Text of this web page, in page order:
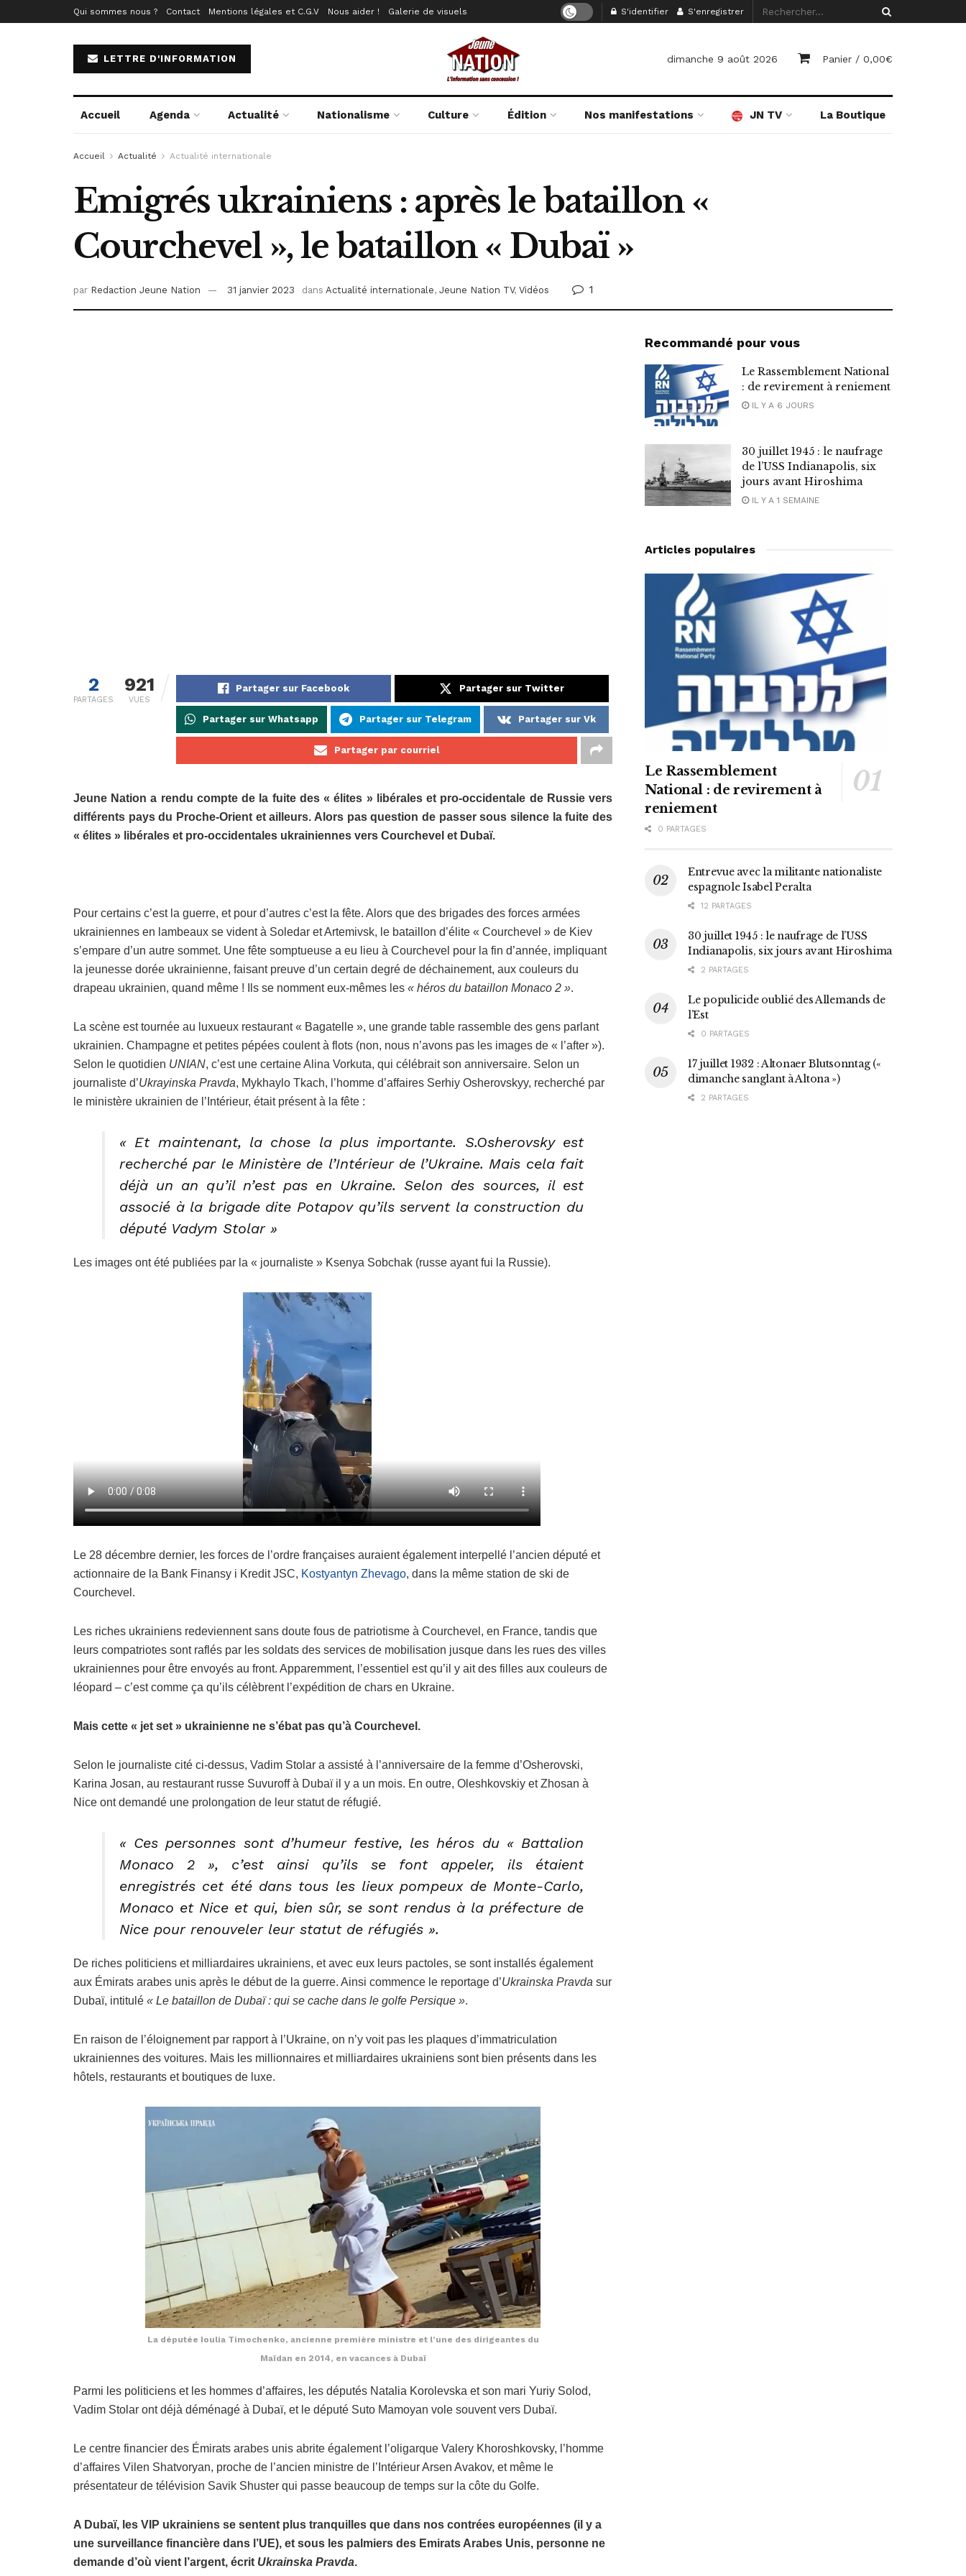
Qui sommes nous ? Contact Mentions légales et C.G.V Nous aider ! Galerie de visuels S'identifier S'enregistrer
LETTRE D'INFORMATION dimanche 9 août 2026 Panier / 0,00€
Accueil Agenda Actualité Nationalisme Culture Édition Nos manifestations JN TV La Boutique
Accueil Actualité Actualité internationale
Emigrés ukrainiens : après le bataillon «
Courchevel », le bataillon « Dubaï »
par Redaction Jeune Nation 31 janvier 2023 dans Actualité internationale, Jeune Nation TV, Vidéos 1
2
PARTAGES
921
VUES
Partager sur Facebook Partager sur Twitter
Partager sur Whatsapp Partager sur Telegram Partager sur Vk
Partager par courriel
Jeune Nation a rendu compte de la fuite des « élites » libérales et pro-occidentale de Russie vers
différents pays du Proche-Orient et ailleurs. Alors pas question de passer sous silence la fuite des
« élites » libérales et pro-occidentales ukrainiennes vers Courchevel et Dubaï.
Pour certains c’est la guerre, et pour d’autres c’est la fête. Alors que des brigades des forces armées
ukrainiennes en lambeaux se vident à Soledar et Artemivsk, le bataillon d’élite « Courchevel » de Kiev
s’empare d’un autre sommet. Une fête somptueuse a eu lieu à Courchevel pour la fin d’année, impliquant
la jeunesse dorée ukrainienne, faisant preuve d’un certain degré de déchainement, aux couleurs du
drapeau ukrainien, quand même ! Ils se nomment eux-mêmes les « héros du bataillon Monaco 2 ».
La scène est tournée au luxueux restaurant « Bagatelle », une grande table rassemble des gens parlant
ukrainien. Champagne et petites pépées coulent à flots (non, nous n’avons pas les images de « l’after »).
Selon le quotidien UNIAN, c’est une certaine Alina Vorkuta, qui célébrait son anniversaire. Selon un
journaliste d’Ukrayinska Pravda, Mykhaylo Tkach, l’homme d’affaires Serhiy Osherovskyy, recherché par
le ministère ukrainien de l’Intérieur, était présent à la fête :
« Et maintenant, la chose la plus importante. S.Osherovsky est
recherché par le Ministère de l’Intérieur de l’Ukraine. Mais cela fait
déjà un an qu’il n’est pas en Ukraine. Selon des sources, il est
associé à la brigade dite Potapov qu’ils servent la construction du
député Vadym Stolar »
Les images ont été publiées par la « journaliste » Ksenya Sobchak (russe ayant fui la Russie).
Le 28 décembre dernier, les forces de l’ordre françaises auraient également interpellé l’ancien député et
actionnaire de la Bank Finansy i Kredit JSC, Kostyantyn Zhevago, dans la même station de ski de
Courchevel.
Les riches ukrainiens redeviennent sans doute fous de patriotisme à Courchevel, en France, tandis que
leurs compatriotes sont raflés par les soldats des services de mobilisation jusque dans les rues des villes
ukrainiennes pour être envoyés au front. Apparemment, l’essentiel est qu’il y ait des filles aux couleurs de
léopard – c’est comme ça qu’ils célèbrent l’expédition de chars en Ukraine.
Mais cette « jet set » ukrainienne ne s’ébat pas qu’à Courchevel.
Selon le journaliste cité ci-dessus, Vadim Stolar a assisté à l’anniversaire de la femme d’Osherovski,
Karina Josan, au restaurant russe Suvuroff à Dubaï il y a un mois. En outre, Oleshkovskiy et Zhosan à
Nice ont demandé une prolongation de leur statut de réfugié.
« Ces personnes sont d’humeur festive, les héros du « Battalion
Monaco 2 », c’est ainsi qu’ils se font appeler, ils étaient
enregistrés cet été dans tous les lieux pompeux de Monte-Carlo,
Monaco et Nice et qui, bien sûr, se sont rendus à la préfecture de
Nice pour renouveler leur statut de réfugiés ».
De riches politiciens et milliardaires ukrainiens, et avec eux leurs pactoles, se sont installés également
aux Émirats arabes unis après le début de la guerre. Ainsi commence le reportage d’Ukrainska Pravda sur
Dubaï, intitulé « Le bataillon de Dubaï : qui se cache dans le golfe Persique ».
En raison de l’éloignement par rapport à l’Ukraine, on n’y voit pas les plaques d’immatriculation
ukrainiennes des voitures. Mais les millionnaires et milliardaires ukrainiens sont bien présents dans les
hôtels, restaurants et boutiques de luxe.
La députée Ioulia Timochenko, ancienne première ministre et l’une des dirigeantes du
Maïdan en 2014, en vacances à Dubaï
Parmi les politiciens et les hommes d’affaires, les députés Natalia Korolevska et son mari Yuriy Solod,
Vadim Stolar ont déjà déménagé à Dubaï, et le député Suto Mamoyan vole souvent vers Dubaï.
Le centre financier des Émirats arabes unis abrite également l’oligarque Valery Khoroshkovsky, l’homme
d’affaires Vilen Shatvoryan, proche de l’ancien ministre de l’Intérieur Arsen Avakov, et même le
présentateur de télévision Savik Shuster qui passe beaucoup de temps sur la côte du Golfe.
A Dubaï, les VIP ukrainiens se sentent plus tranquilles que dans nos contrées européennes (il y a
une surveillance financière dans l’UE), et sous les palmiers des Emirats Arabes Unis, personne ne
demande d’où vient l’argent, écrit Ukrainska Pravda.
Recommandé pour vous
Le Rassemblement National
: de revirement à reniement
IL Y A 6 JOURS
30 juillet 1945 : le naufrage
de l’USS Indianapolis, six
jours avant Hiroshima
IL Y A 1 SEMAINE
Articles populaires
Le Rassemblement
National : de revirement à
reniement
0 PARTAGES
Entrevue avec la militante nationaliste
espagnole Isabel Peralta
12 PARTAGES
30 juillet 1945 : le naufrage de l’USS
Indianapolis, six jours avant Hiroshima
2 PARTAGES
Le populicide oublié des Allemands de
l’Est
0 PARTAGES
17 juillet 1932 : Altonaer Blutsonntag («
dimanche sanglant à Altona »)
2 PARTAGES